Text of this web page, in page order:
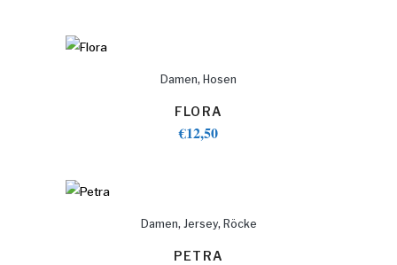
Damen, Hosen
FLORA
€12,50
Damen, Jersey, Röcke
PETRA